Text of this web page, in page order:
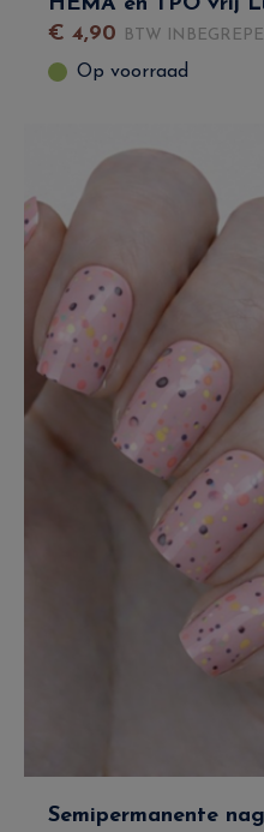
€ 4,90 BTW
Op voorraad
Semipermanente